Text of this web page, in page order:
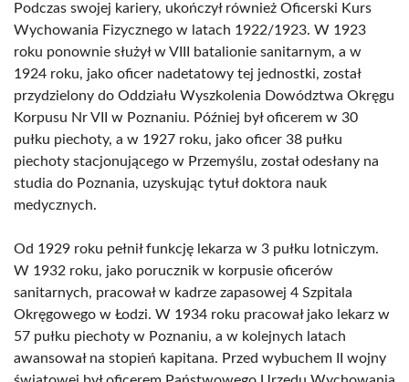
Podczas swojej kariery, ukończył również Oficerski Kurs
Wychowania Fizycznego w latach 1922/1923. W 1923
roku ponownie służył w VIII batalionie sanitarnym, a w
1924 roku, jako oficer nadetatowy tej jednostki, został
przydzielony do Oddziału Wyszkolenia Dowództwa Okręgu
Korpusu Nr VII w Poznaniu. Później był oficerem w 30
pułku piechoty, a w 1927 roku, jako oficer 38 pułku
piechoty stacjonującego w Przemyślu, został odesłany na
studia do Poznania, uzyskując tytuł doktora nauk
medycznych.
Od 1929 roku pełnił funkcję lekarza w 3 pułku lotniczym.
W 1932 roku, jako porucznik w korpusie oficerów
sanitarnych, pracował w kadrze zapasowej 4 Szpitala
Okręgowego w Łodzi. W 1934 roku pracował jako lekarz w
57 pułku piechoty w Poznaniu, a w kolejnych latach
awansował na stopień kapitana. Przed wybuchem II wojny